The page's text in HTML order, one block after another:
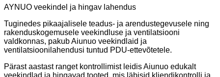
AYNUO veekindel ja hingav lahendus
Tuginedes pikaajalisele teadus- ja arendustegevusele ning
rakenduskogemusele veekindluse ja ventilatsiooni
valdkonnas, pakub Aiunuo veekindlaid ja
ventilatsioonilahendusi tuntud PDU-ettevõtetele.
Pärast aastast ranget kontrollimist leidis Aiunuo edukalt
veekindlad ja hingavad tooted, mis läbisid kliendikontrolli ja